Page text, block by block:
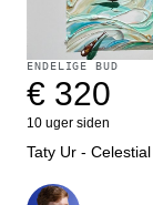
ENDELIGE BUD
€ 320
10 uger siden
Taty Ur -